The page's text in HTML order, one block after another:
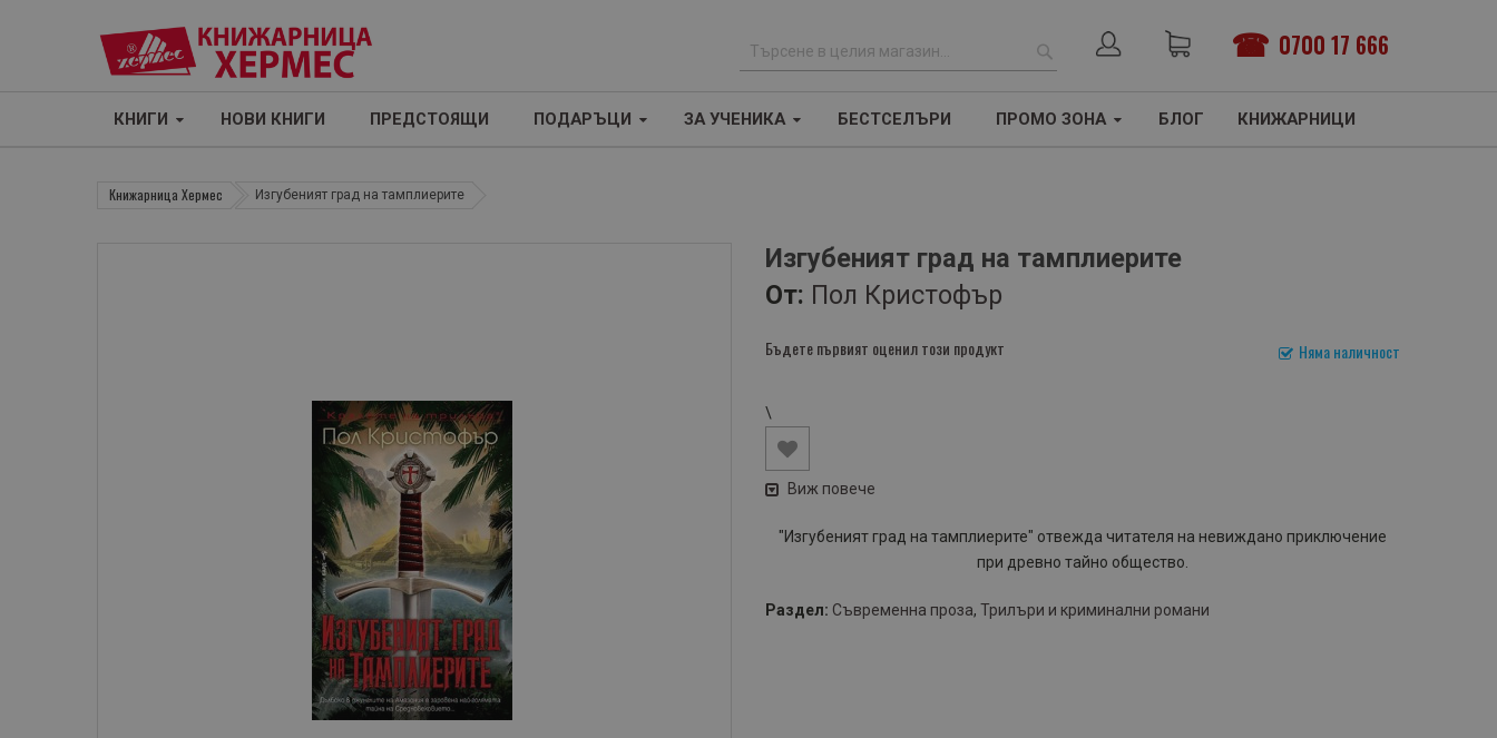
0700 17 666
р
ТЪРСЕНЕ
КНИГИ НОВИ КНИГИ ПРЕДСТОЯЩИ ПОДАРЪЦИ ЗА УЧЕНИКА БЕСТСЕЛЪРИ ПРОМО ЗОНА БЛОГ КНИЖАРНИЦИ
Книжарница Хермес Изгубеният град на тамплиерите
Изгубеният град на тамплиерите
От: Пол Кристофър
Няма наличност
Бъдете първият оценил този продукт
\
Виж повече
"Изгубеният град на тамплиерите" отвежда читателя на невиждано приключение
при древно тайно общество.
Раздел: Съвременна проза, Трилъри и криминални романи